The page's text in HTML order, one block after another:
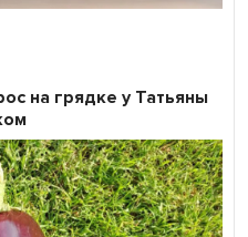
на грядке у Татьяны